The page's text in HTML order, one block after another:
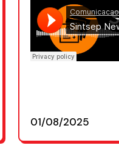
01/08/2025